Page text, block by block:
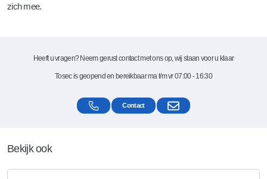
zich mee.
Heeft u vragen? Neem gerust contact met ons op, wij staan voor u klaar
Tosec is geopend en bereikbaar ma t/m vr 07:00 - 16:30
Contact
Bekijk ook